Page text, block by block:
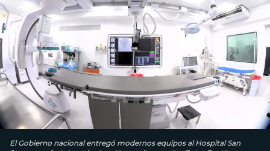
El Gobierno nacional entregó modernos equipos al Hospital San